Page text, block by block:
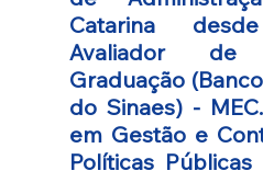
Catarina
Avaliador
Graduação
do Sinaes) -
em Gestão e
Políticas